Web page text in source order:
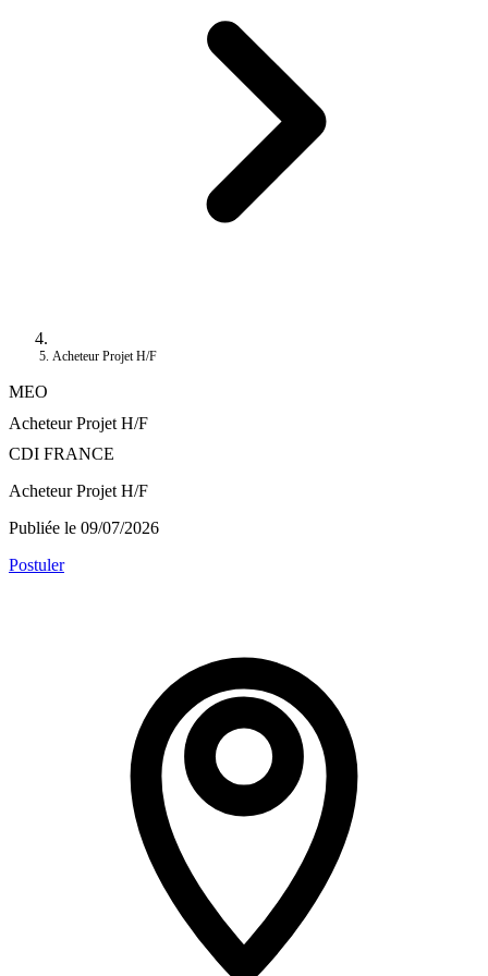
Acheteur Projet H/F
MEO
Acheteur Projet H/F
CDI FRANCE
Acheteur Projet H/F
Publiée le 09/07/2026
Postuler